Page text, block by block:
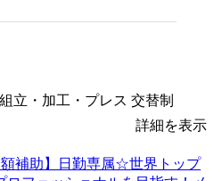
立・加工・プレス 交替制
詳細を表示